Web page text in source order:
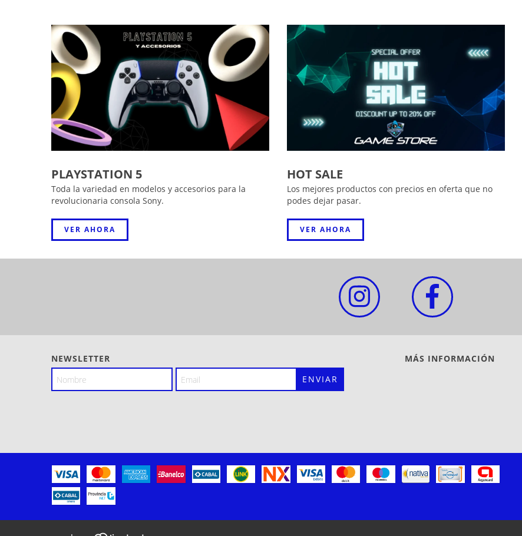
PLAYSTATION 5
Toda la variedad en modelos y accesorios para la
revolucionaria consola Sony.
VER AHORA
HOT SALE
Los mejores productos con precios en oferta que no
podes dejar pasar.
VER AHORA
NEWSLETTER MÁS INFORMACIÓN